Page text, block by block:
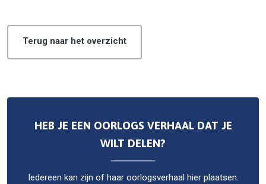
Terug naar het overzicht
HEB JE EEN OORLOGS VERHAAL DAT JE
WILT DELEN?
Iedereen kan zijn of haar oorlogsverhaal hier plaatsen.